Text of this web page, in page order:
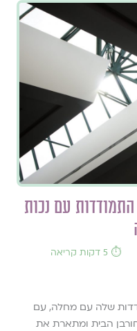
עם נכות
⏱️ 5 דקות קריאה
שלה עם מחלה, עם
הבית ומתארת את